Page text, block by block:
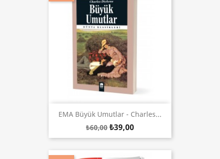
EMA Büyük Umutlar - Charles...
₺60,00 ₺39,00